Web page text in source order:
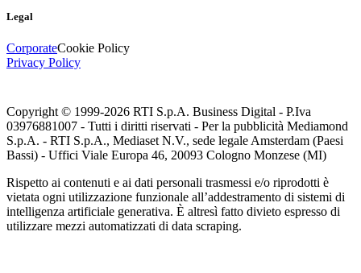
Legal
CorporateCookie Policy
Privacy Policy
Copyright © 1999-2026 RTI S.p.A. Business Digital - P.Iva
03976881007 - Tutti i diritti riservati - Per la pubblicità Mediamond
S.p.A. - RTI S.p.A., Mediaset N.V., sede legale Amsterdam (Paesi
Bassi) - Uffici Viale Europa 46, 20093 Cologno Monzese (MI)
Rispetto ai contenuti e ai dati personali trasmessi e/o riprodotti è
vietata ogni utilizzazione funzionale all’addestramento di sistemi di
intelligenza artificiale generativa. È altresì fatto divieto espresso di
utilizzare mezzi automatizzati di data scraping.